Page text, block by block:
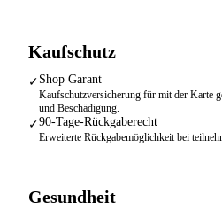
Kaufschutz
✓ Shop Garant
Kaufschutzversicherung für mit der Karte
und Beschädigung.
✓90-Tage-Rückgaberecht
Erweiterte Rückgabemöglichkeit bei
Gesundheit